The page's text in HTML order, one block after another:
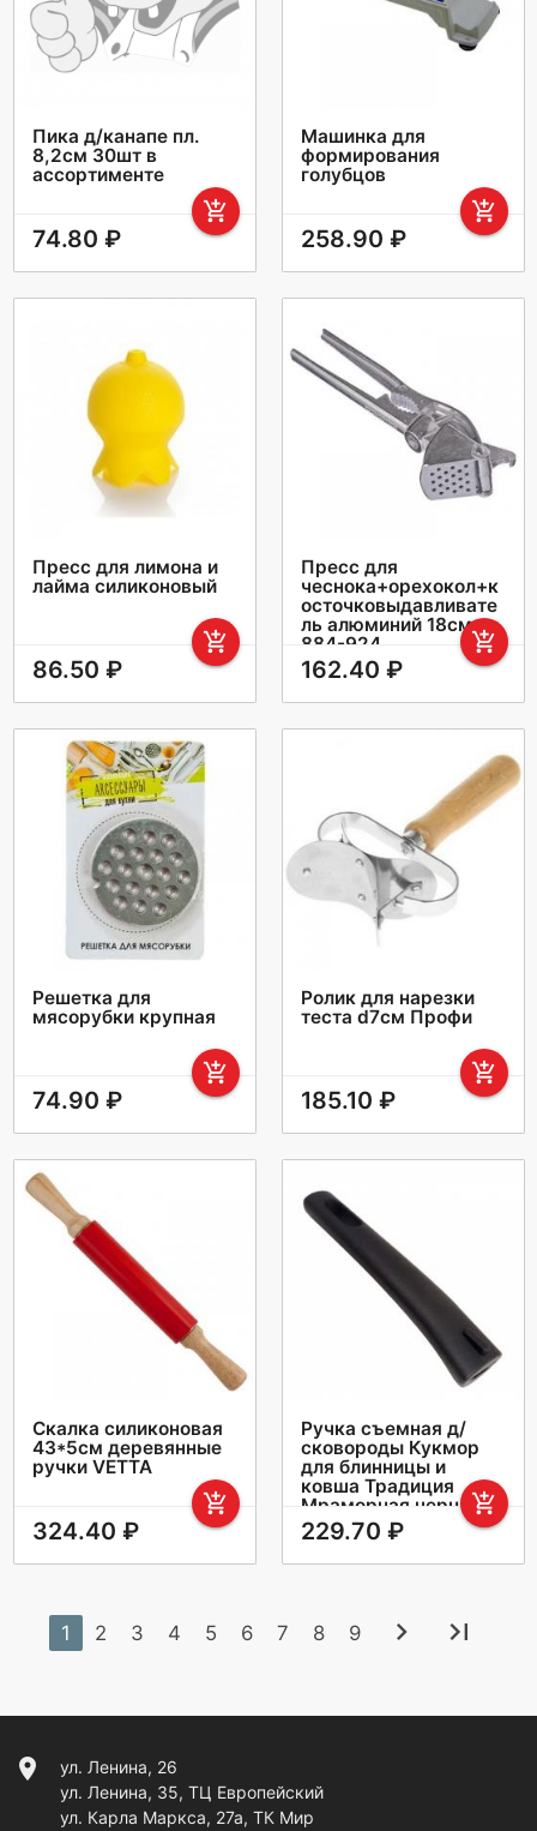
Пика д/канапе пл.
8,2см 30шт в
ассортименте
add_shopping_cart
74.80 ₽
Машинка для
формирования
голубцов
add_shopping_cart
258.90 ₽
Пресс для лимона и
лайма силиконовый
add_shopping_cart
86.50 ₽
Пресс для
чеснока+орехокол+к
осточковыдавливате
ль алюминий 18см
884-924
add_shopping_cart
162.40 ₽
Решетка для
мясорубки крупная
add_shopping_cart
74.90 ₽
Ролик для нарезки
теста d7см Профи
add_shopping_cart
185.10 ₽
Скалка силиконовая
43*5см деревянные
ручки VETTA
add_shopping_cart
324.40 ₽
Ручка съемная д/
сковороды Кукмор
для блинницы и
ковша Традиция
Мраморная чернаяadd_shopping_cart
229.70 ₽
1 2 3 4 5 6 7 8 9 chevron_right last_page
location_on
ул. Ленина, 26
ул. Ленина, 35, ТЦ Европейский
ул. Карла Маркса, 27а, ТК Мир